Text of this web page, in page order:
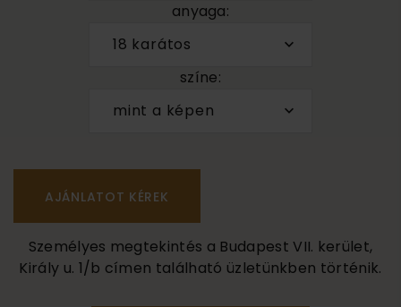
anyaga:
18 karátos
színe:
mint a képen
Személyes megtekintés a Budapest VII. kerület,
Király u. 1/b címen található üzletünkben történik.